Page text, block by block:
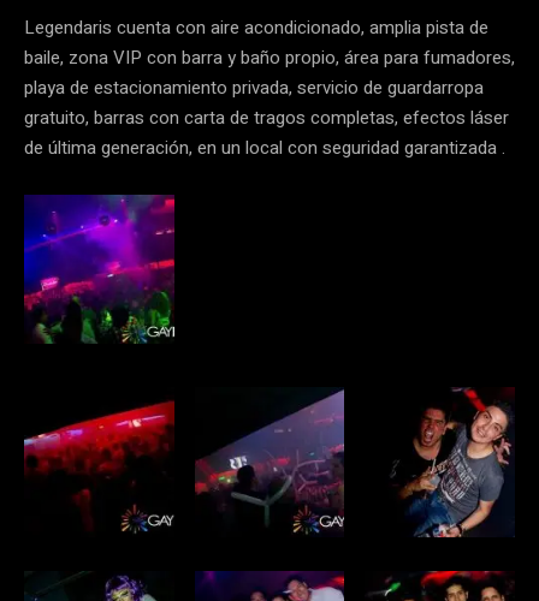
Legendaris cuenta con aire acondicionado, amplia pista de
baile, zona VIP con barra y baño propio, área para fumadores,
playa de estacionamiento privada, servicio de guardarropa
gratuito, barras con carta de tragos completas, efectos láser
de última generación, en un local con seguridad garantizada .